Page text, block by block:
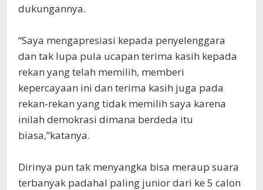
dukungannya.
“Saya mengapresiasi kepada penyelenggara
dan tak lupa pula ucapan terima kasih kepada
rekan yang telah memilih, memberi
kepercayaan ini dan terima kasih juga pada
rekan-rekan yang tidak memilih saya karena
inilah demokrasi dimana berdeda itu
biasa,”katanya.
Dirinya pun tak menyangka bisa meraup suara
terbanyak padahal paling junior dari ke 5 calon